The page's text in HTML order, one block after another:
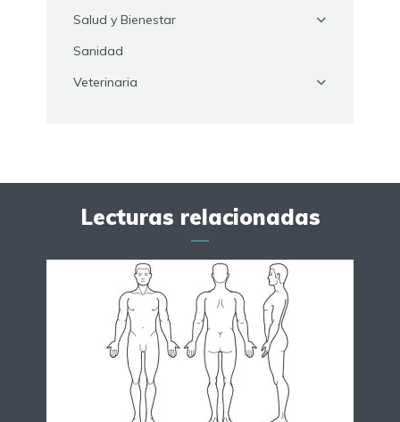
Salud y Bienestar
Sanidad
Veterinaria
Lecturas relacionadas